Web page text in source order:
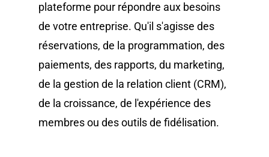
plateforme pour répondre aux besoins
de votre entreprise. Qu'il s'agisse des
réservations, de la programmation, des
paiements, des rapports, du marketing,
de la gestion de la relation client (CRM),
de la croissance, de l'expérience des
membres ou des outils de fidélisation.